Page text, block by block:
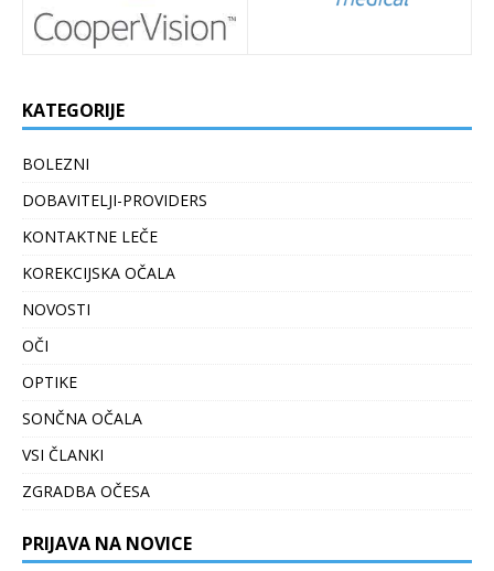
KATEGORIJE
BOLEZNI
DOBAVITELJI-PROVIDERS
KONTAKTNE LEČE
KOREKCIJSKA OČALA
NOVOSTI
OČI
OPTIKE
SONČNA OČALA
VSI ČLANKI
ZGRADBA OČESA
PRIJAVA NA NOVICE